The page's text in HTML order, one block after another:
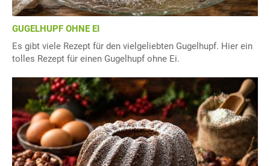
GUGELHUPF OHNE EI
Es gibt viele Rezept für den vielgeliebten Gugelhupf. Hier ein
tolles Rezept für einen Gugelhupf ohne Ei.